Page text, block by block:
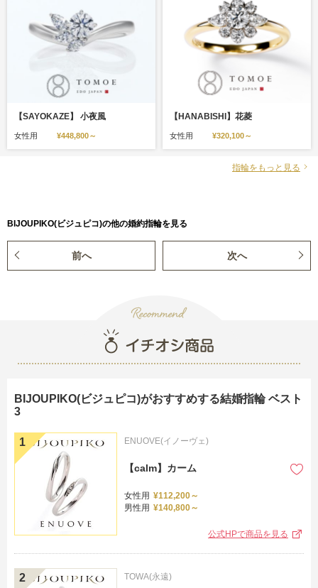
【SAYOKAZE】 小夜風
女性用 ¥448,800～
【HANABISHI】花菱
女性用 ¥320,100～
指輪をもっと見る
BIJOUPIKO(ビジュピコ)の他の婚約指輪を見る
前へ 次へ
BIJOUPIKO(ビジュピコ)がおすすめする結婚指輪 ベスト
3
ENUOVE(イノーヴェ)
【calm】カーム
女性用 ¥112,200～
男性用 ¥140,800～
公式HPで商品を見る
TOWA(永遠)